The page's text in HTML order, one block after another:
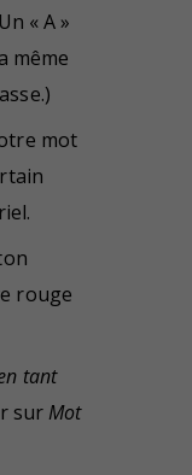
« A »
même
mot
rouge
tant
surMot